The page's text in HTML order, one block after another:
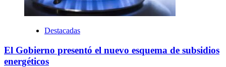
Destacadas
El Gobierno presentó el nuevo esquema de subsidios
energéticos